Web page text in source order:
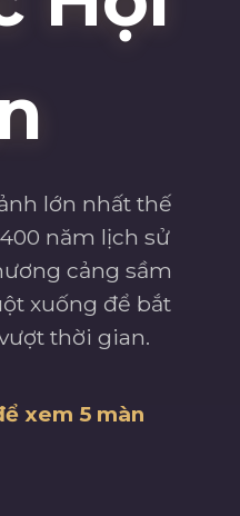
lớn nhất thế
năm lịch sử
cảng sầm
xuống để bắt
thời gian.
xem 5 màn